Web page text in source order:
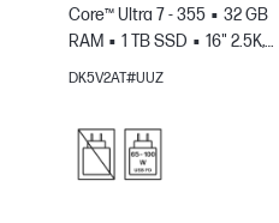
Core™ Ultra 7 - 355
32 GB
RAM
1 TB SSD
16" 2.5K,
120Hz
Intel® Grafikkarte
DK5V2AT#UUZ